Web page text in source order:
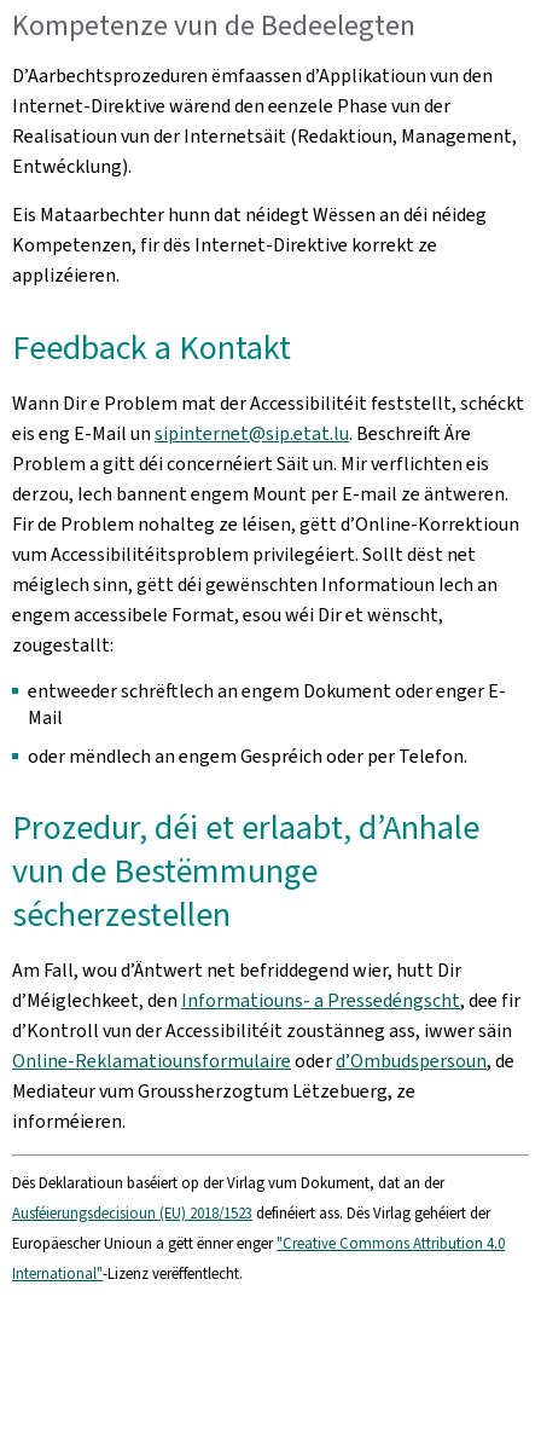
Kompetenze vun de Bedeelegten
D’Aarbechtsprozeduren ëmfaassen d’Applikatioun vun den
Internet-Direktive wärend den eenzele Phase vun der
Realisatioun vun der Internetsäit (Redaktioun, Management,
Entwécklung).
Eis Mataarbechter hunn dat néidegt Wëssen an déi néideg
Kompetenzen, fir dës Internet-Direktive korrekt ze
applizéieren.
Feedback a Kontakt
Wann Dir e Problem mat der Accessibilitéit feststellt, schéckt
eis eng E-Mail unsipinternet@sip.etat.lu. Beschreift Äre
Problem a gitt déi concernéiert Säit un. Mir verflichten eis
derzou, Iech bannent engem Mount per E-mail ze äntweren.
Fir de Problem nohalteg ze léisen, gëtt d’Online-Korrektioun
vum Accessibilitéitsproblem privilegéiert. Sollt dëst net
méiglech sinn, gëtt déi gewënschten Informatioun Iech an
engem accessibele Format, esou wéi Dir et wënscht,
zougestallt:
entweeder schrëftlech an engem Dokument oder enger E-
Mail
oder mëndlech an engem Gespréich oder per Telefon.
Prozedur, déi et erlaabt, d’Anhale
vun de Bestëmmunge
sécherzestellen
Am Fall, wou d’Äntwert net befriddegend wier, hutt Dir
d’Méiglechkeet, den Informatiouns- a Pressedéngscht, dee fir
d’Kontroll vun der Accessibilitéit zoustänneg ass, iwwer säin
Online-Reklamatiounsformulaireoderd’Ombudspersoun, de
Mediateur vum Groussherzogtum Lëtzebuerg, ze
informéieren.
Dës Deklaratioun baséiert op der Virlag vum Dokument, dat an der
Ausféierungsdecisioun (EU) 2018/1523 definéiert ass. Dës Virlag gehéiert der
Europäescher Unioun a gëtt ënner enger"Creative Commons Attribution 4.0
International"-Lizenz verëffentlecht.